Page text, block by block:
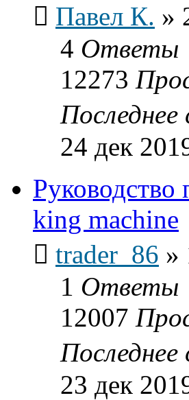
Павел К. »
4 Ответы
12273
24 дек
Руководство
king machine
trader_86 »
1 Ответы
12007
23 дек